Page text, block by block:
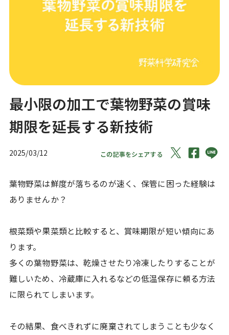
最小限の加工で葉物野菜の賞味
期限を延長する新技術
2025/03/12 この記事をシェアする
葉物野菜は鮮度が落ちるのが速く、保管に困った経験は
ありませんか？
根菜類や果菜類と比較すると、賞味期限が短い傾向にあ
ります。
多くの葉物野菜は、乾燥させたり冷凍したりすることが
難しいため、冷蔵庫に入れるなどの低温保存に頼る方法
に限られてしまいます。
その結果、食べきれずに廃棄されてしまうことも少なく